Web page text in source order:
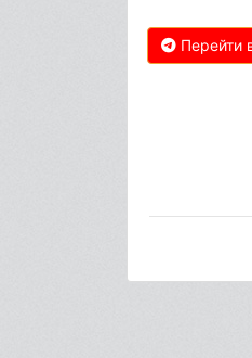
Перейти